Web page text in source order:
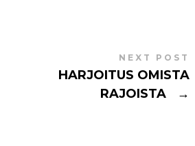
NEXT POST
HARJOITUS OMISTA
RAJOISTA
→